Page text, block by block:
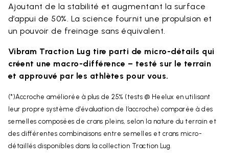
Ajoutant de la stabilité et augmentant la surface
d’appui de 50%. La science fournit une propulsion et
un pouvoir de freinage sans équivalent.
Vibram Traction Lug tire parti de micro-détails qui
créent une macro-différence – testé sur le terrain
et approuvé par les athlètes pour vous.
(*)Accroche améliorée à plus de 25% (tests @ Heelux en utilisant
leur propre système d’évaluation de l’accroche) comparée à des
semelles composées de crans pleins, selon la nature du terrain et
des différentes combinaisons entre semelles et crans micro-
détaillés disponibles dans la collection Traction Lug.